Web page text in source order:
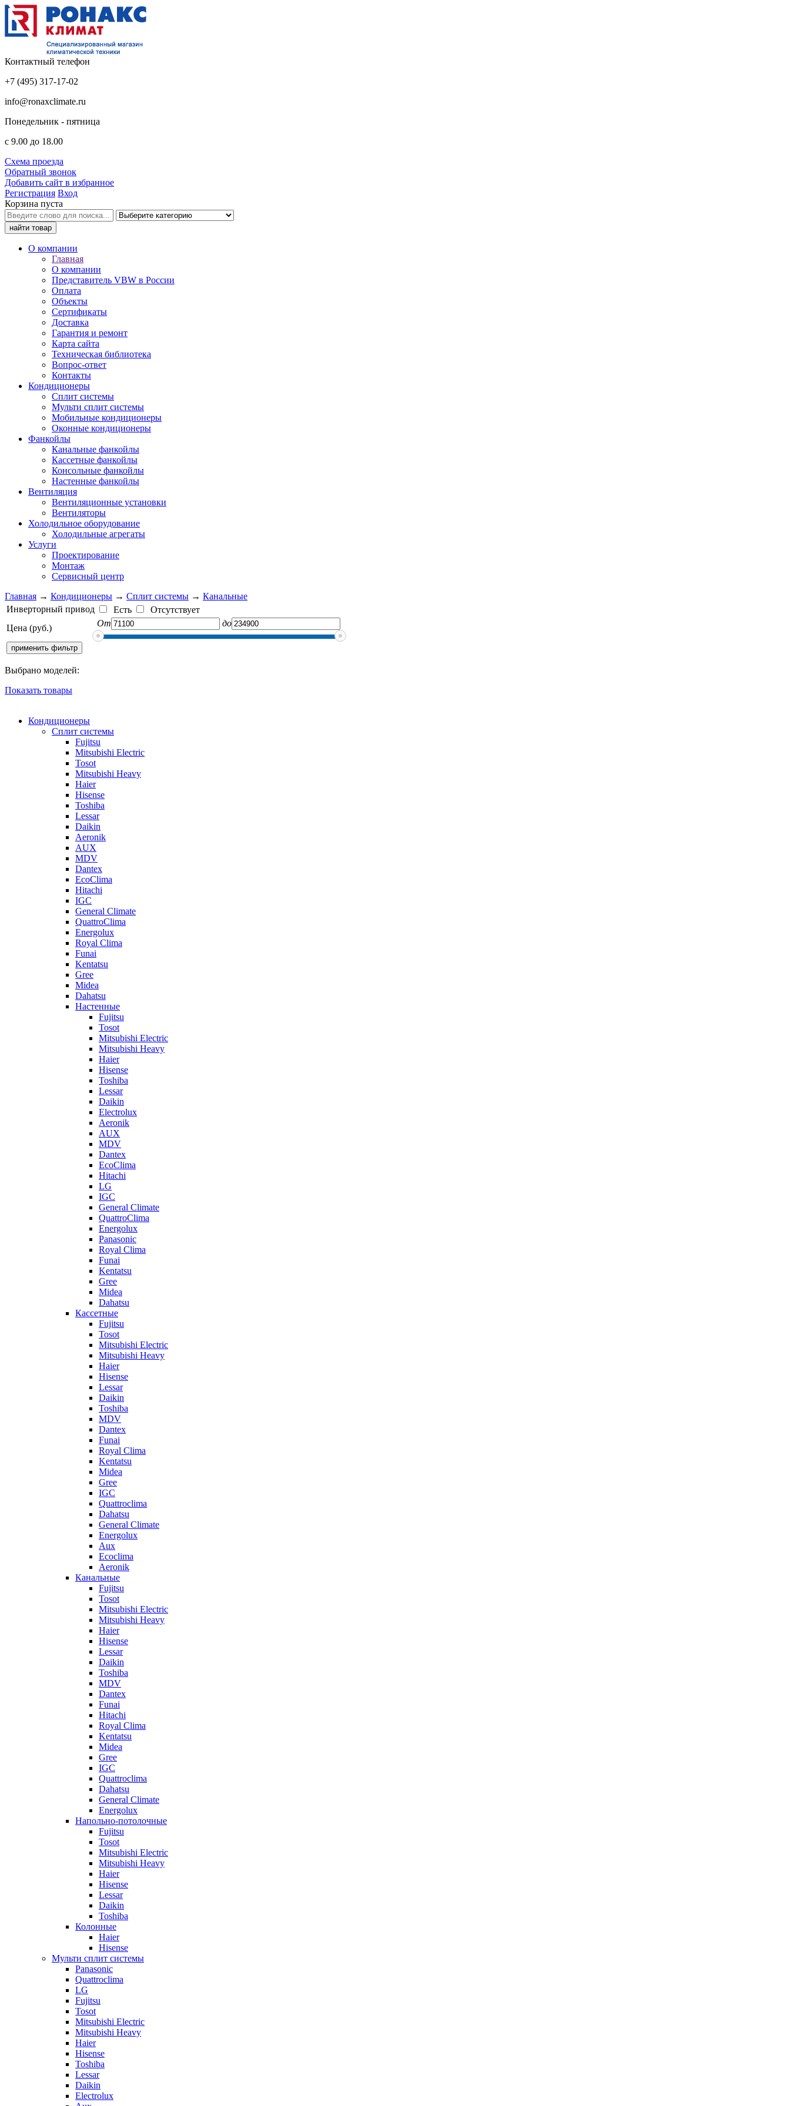
Контактный телефон
+7 (495) 317-17-02
info@ronaxclimate.ru
Понедельник - пятница
с 9.00 до 18.00
Схема проезда
Обратный звонок
Добавить сайт в избранное
Регистрация Вход
Корзина пуста
О компании
Главная
О компании
Представитель VBW в России
Оплата
Объекты
Сертификаты
Доставка
Гарантия и ремонт
Карта сайта
Техническая библиотека
Вопрос-ответ
Контакты
Кондиционеры
Сплит системы
Мульти сплит системы
Мобильные кондиционеры
Оконные кондиционеры
Фанкойлы
Канальные фанкойлы
Кассетные фанкойлы
Консольные фанкойлы
Настенные фанкойлы
Вентиляция
Вентиляционные установки
Вентиляторы
Холодильное оборудование
Холодильные агрегаты
Услуги
Проектирование
Монтаж
Сервисный центр
Главная → Кондиционеры → Сплит системы → Канальные
Инверторный привод
Есть
Отсутствует
Цена (руб.)
От до
Выбрано моделей:
Показать товары
Кондиционеры
Сплит системы
Fujitsu
Mitsubishi Electric
Tosot
Mitsubishi Heavy
Haier
Hisense
Toshiba
Lessar
Daikin
Aeronik
AUX
MDV
Dantex
EcoClima
Hitachi
IGC
General Climate
QuattroClima
Energolux
Royal Clima
Funai
Kentatsu
Gree
Midea
Dahatsu
Настенные
Fujitsu
Tosot
Mitsubishi Electric
Mitsubishi Heavy
Haier
Hisense
Toshiba
Lessar
Daikin
Electrolux
Aeronik
AUX
MDV
Dantex
EcoClima
Hitachi
LG
IGC
General Climate
QuattroClima
Energolux
Panasonic
Royal Clima
Funai
Kentatsu
Gree
Midea
Dahatsu
Кассетные
Fujitsu
Tosot
Mitsubishi Electric
Mitsubishi Heavy
Haier
Hisense
Lessar
Daikin
Toshiba
MDV
Dantex
Funai
Royal Clima
Kentatsu
Midea
Gree
IGC
Quattroclima
Dahatsu
General Climate
Energolux
Aux
Ecoclima
Aeronik
Канальные
Fujitsu
Tosot
Mitsubishi Electric
Mitsubishi Heavy
Haier
Hisense
Lessar
Daikin
Toshiba
MDV
Dantex
Funai
Hitachi
Royal Clima
Kentatsu
Midea
Gree
IGC
Quattroclima
Dahatsu
General Climate
Energolux
Напольно-потолочные
Fujitsu
Tosot
Mitsubishi Electric
Mitsubishi Heavy
Haier
Hisense
Lessar
Daikin
Toshiba
Колонные
Haier
Hisense
Мульти сплит системы
Panasonic
Quattroclima
LG
Fujitsu
Tosot
Mitsubishi Electric
Mitsubishi Heavy
Haier
Hisense
Toshiba
Lessar
Daikin
Electrolux